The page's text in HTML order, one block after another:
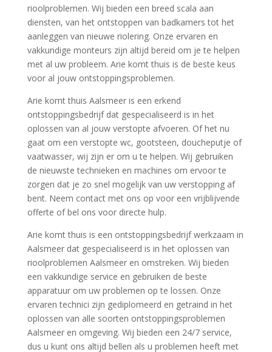
rioolproblemen. Wij bieden een breed scala aan
diensten, van het ontstoppen van badkamers tot het
aanleggen van nieuwe riolering. Onze ervaren en
vakkundige monteurs zijn altijd bereid om je te helpen
met al uw probleem. Arie komt thuis is de beste keus
voor al jouw ontstoppingsproblemen.
Arie komt thuis Aalsmeer is een erkend
ontstoppingsbedrijf dat gespecialiseerd is in het
oplossen van al jouw verstopte afvoeren. Of het nu
gaat om een verstopte wc, gootsteen, doucheputje of
vaatwasser, wij zijn er om u te helpen. Wij gebruiken
de nieuwste technieken en machines om ervoor te
zorgen dat je zo snel mogelijk van uw verstopping af
bent. Neem contact met ons op voor een vrijblijvende
offerte of bel ons voor directe hulp.
Arie komt thuis is een ontstoppingsbedrijf werkzaam in
Aalsmeer dat gespecialiseerd is in het oplossen van
rioolproblemen Aalsmeer en omstreken. Wij bieden
een vakkundige service en gebruiken de beste
apparatuur om uw problemen op te lossen. Onze
ervaren technici zijn gediplomeerd en getraind in het
oplossen van alle soorten ontstoppingsproblemen
Aalsmeer en omgeving. Wij bieden een 24/7 service,
dus u kunt ons altijd bellen als u problemen heeft met